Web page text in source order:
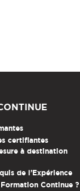
certifiantes
à destination
de l’Expérience
Continue ?